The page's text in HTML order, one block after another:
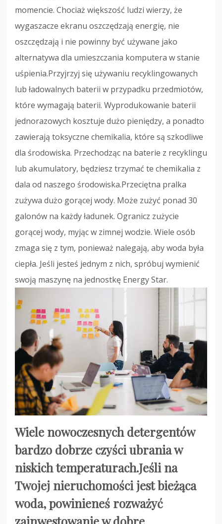
momencie. Chociaż większość ludzi wierzy, że
wygaszacze ekranu oszczędzają energię, nie
oszczędzają i nie powinny być używane jako
alternatywa dla umieszczania komputera w stanie
uśpienia.Przyjrzyj się używaniu recyklingowanych
lub ładowalnych baterii w przypadku przedmiotów,
które wymagają baterii. Wyprodukowanie baterii
jednorazowych kosztuje dużo pieniędzy, a ponadto
zawierają toksyczne chemikalia, które są szkodliwe
dla środowiska. Przechodząc na baterie z recyklingu
lub akumulatory, będziesz trzymać te chemikalia z
dala od naszego środowiska.Przeciętna pralka
zużywa dużo gorącej wody. Może zużyć ponad 30
galonów na każdy ładunek. Ogranicz zużycie
gorącej wody, myjąc w zimnej wodzie. Wiele osób
zmaga się z tym, ponieważ nalegają, aby woda była
ciepła. Jeśli jesteś jednym z nich, spróbuj wymienić
swoją maszynę na jednostkę Energy Star.
Wiele nowoczesnych detergentów
bardzo dobrze czyści ubrania w
niskich temperaturach.Jeśli na
Twojej nieruchomości jest bieżąca
woda, powinieneś rozważyć